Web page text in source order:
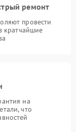
ремонт
провести
кратчайшие
на
что